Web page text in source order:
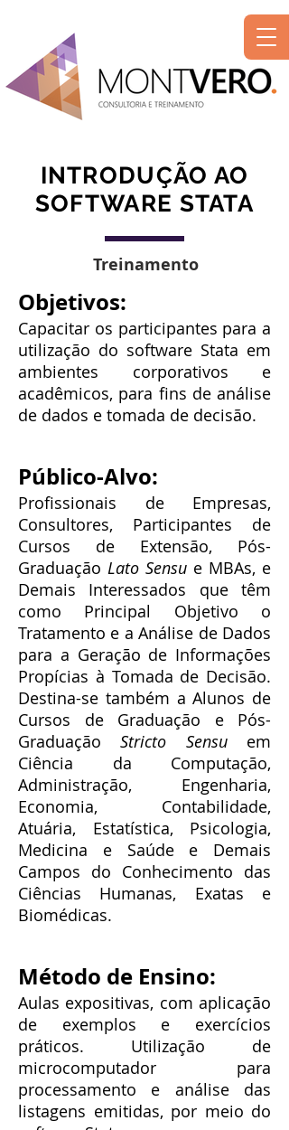
INTRODUÇÃO AO
SOFTWARE STATA
Treinamento
Objetivos:
Capacitar os participantes para a
utilização do software Stata em
ambientes corporativos e
acadêmicos, para fins de análise
de dados e tomada de decisão.
Público-Alvo:
Profissionais de Empresas,
Consultores, Participantes de
Cursos de Extensão, Pós-
Graduação Lato Sensu e MBAs, e
Demais Interessados que têm
como Principal Objetivo o
Tratamento e a Análise de Dados
para a Geração de Informações
Propícias à Tomada de Decisão.
Destina-se também a Alunos de
Cursos de Graduação e Pós-
GraduaçãoStricto Sensuem
Ciência da Computação,
Administração, Engenharia,
Economia, Contabilidade,
Atuária, Estatística, Psicologia,
Medicina e Saúde e Demais
Campos do Conhecimento das
Ciências Humanas, Exatas e
Biomédicas.
Método de Ensino:
Aulas expositivas, com aplicação
de exemplos e exercícios
práticos. Utilização de
microcomputador para
processamento e análise das
listagens emitidas, por meio do